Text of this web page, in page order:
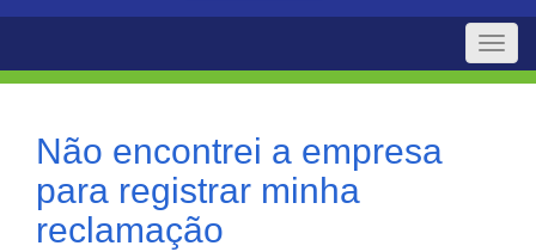
Toggle
Não encontrei a empresa
para registrar minha
reclamação